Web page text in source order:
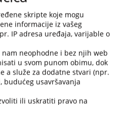
nema vijesti
skripte koje mogu
informacije iz vašeg
IP adresa uređaja, varijable o
neophodne i bez njih web
u svom punom obimu, dok
a služe za dodatne stvari (npr.
budućeg usavršavanja
ili uskratiti pravo na